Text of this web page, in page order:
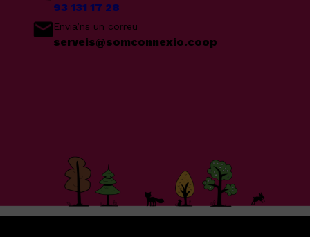
93 131 17 28
Envia’ns un correu
serveis@somconnexio.coop